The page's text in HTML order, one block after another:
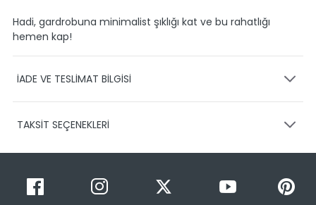
Hadi, gardrobuna minimalist şıklığı kat ve bu rahatlığı
hemen kap!
İADE VE TESLİMAT BİLGİSİ
Ürünlerinizin gönderimini anlaşmalı olduğumuz PTT,
1-3 iş günü içerisinde kargoya teslim edilir.
Siparişimin kargo takibini nasıl yapabilirim?
TAKSİT SEÇENEKLERİ
Taksit Sayısı Taksit Miktarı
Taksitli Tutar
Toplam